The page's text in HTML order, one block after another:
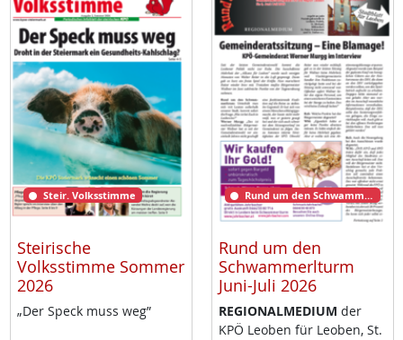
Steir. Volksstimme
Steirische
Volksstimme Sommer
2026
„Der Speck muss weg”
Rund um den Schwammerlturm
Rund um den
Schwammerlturm
Juni-Juli 2026
RE­GIO­NAL­ME­DI­UM der
KPÖ Leo­ben für Leo­ben, St.